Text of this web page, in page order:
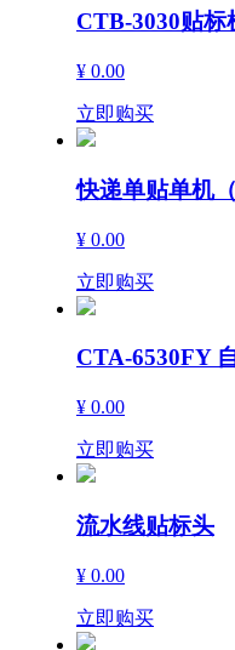
CTB-3030贴标
¥ 0.00
立即购买
快递单贴单机
¥ 0.00
立即购买
CTA-6530FY
¥ 0.00
立即购买
流水线贴标头
¥ 0.00
立即购买